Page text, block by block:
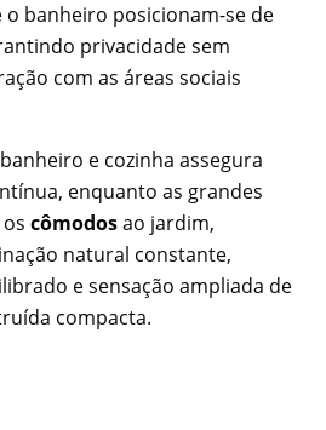
o banheiro posicionam-se de
privacidade sem
com as áreas sociais
e cozinha assegura
enquanto as grandes
cômodosao jardim,
natural constante,
e sensação ampliada de
compacta.